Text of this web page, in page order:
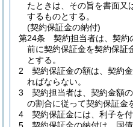
たときは、その旨を書面又
するものとする。
(契約保証金の納付)
第24条
契約担当者は、契約
前に契約保証金を契約保証
とする。
2
契約保証金の額は、契約
ればならない。
3
契約担当者は、契約金額
の割合に従って契約保証金
4
契約保証金には、利子を